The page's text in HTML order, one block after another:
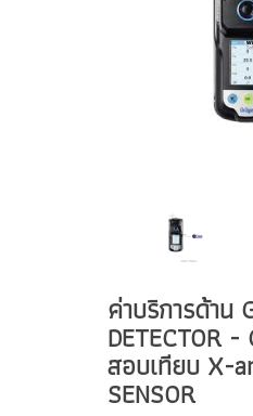
ค่าบริการด้าน
DETECTOR
สอบเทียบ X-
SENSOR